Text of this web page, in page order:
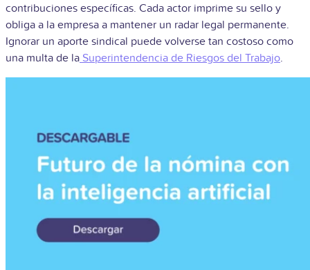
contribuciones específicas. Cada actor imprime su sello y
obliga a la empresa a mantener un radar legal permanente.
Ignorar un aporte sindical puede volverse tan costoso como
una multa de la Superintendencia de Riesgos del Trabajo.